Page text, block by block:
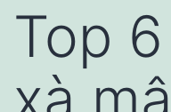
Top
xà